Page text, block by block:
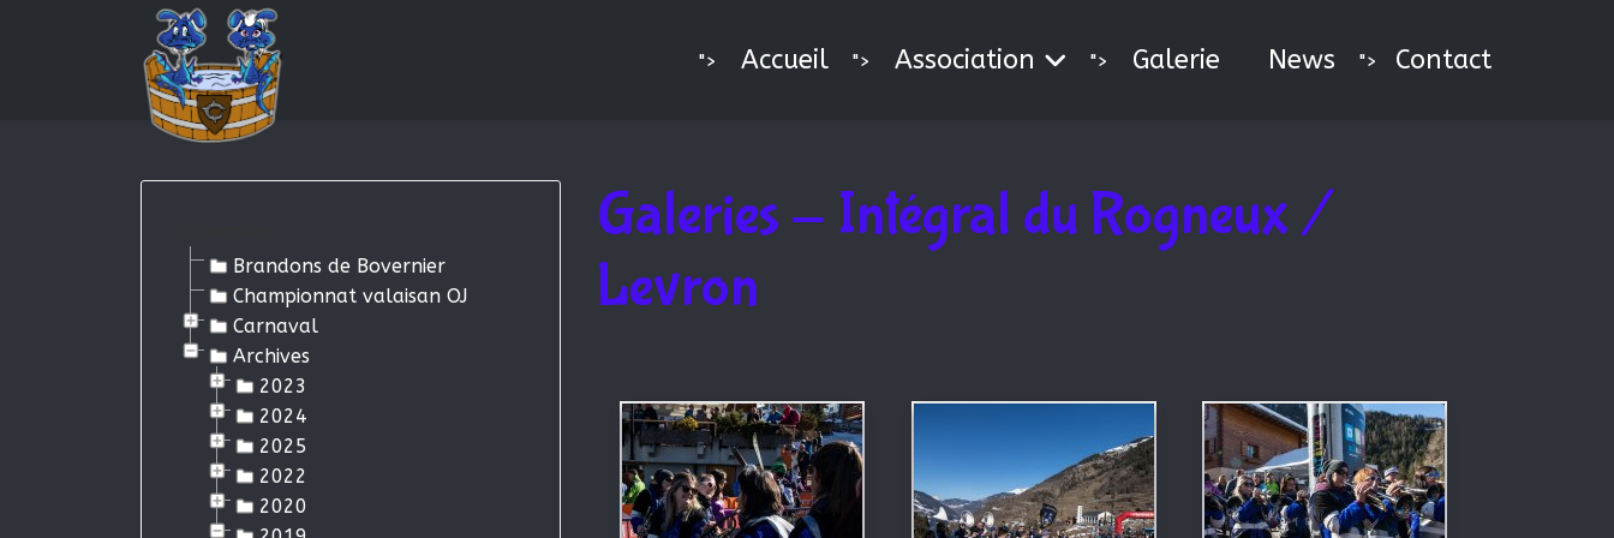
"> Accueil "> Association "> Galerie News "> Contact
Brandons de Bovernier
Championnat valaisan OJ
Carnaval
Archives
2023
2024
2025
2022
2020
Galeries - Intégral du Rogneux /
Levron